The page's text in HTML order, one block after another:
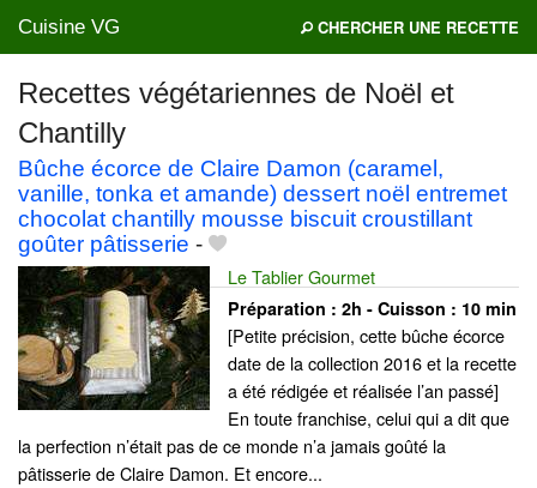
Cuisine VG CHERCHER UNE RECETTE
Mes blogs préférés
Recettes végétariennes de Noël et
Chantilly
Bûche écorce de Claire Damon (caramel,
vanille, tonka et amande) dessert noël entremet
chocolat chantilly mousse biscuit croustillant
goûter pâtisserie -
Le Tablier Gourmet
Préparation : 2h - Cuisson : 10 min
[Petite précision, cette bûche écorce
date de la collection 2016 et la recette
a été rédigée et réalisée l’an passé]
En toute franchise, celui qui a dit que
la perfection n’était pas de ce monde n’a jamais goûté la
pâtisserie de Claire Damon. Et encore...